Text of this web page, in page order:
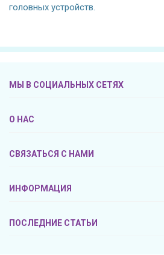
головных устройств.
МЫ В СОЦИАЛЬНЫХ СЕТЯХ
О НАС
СВЯЗАТЬСЯ С НАМИ
ИНФОРМАЦИЯ
ПОСЛЕДНИЕ СТАТЬИ